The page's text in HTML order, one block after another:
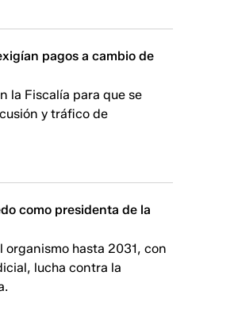
pagos a cambio de
la Fiscalía para que se
y tráfico de
como presidenta de la
organismo hasta 2031, con
lucha contra la